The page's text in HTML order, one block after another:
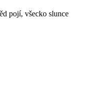
pojí, všecko slunce